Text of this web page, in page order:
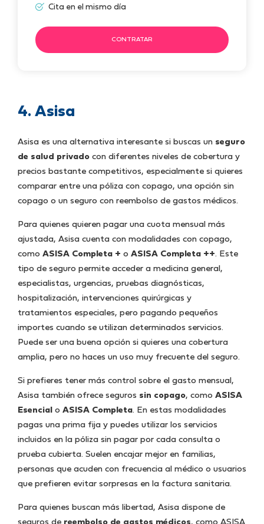
Cita en el mismo día
CONTRATAR
4. Asisa
Asisa es una alternativa interesante si buscas un seguro
de salud privado con diferentes niveles de cobertura y
precios bastante competitivos, especialmente si quieres
comparar entre una póliza con copago, una opción sin
copago o un seguro con reembolso de gastos médicos.
Para quienes quieren pagar una cuota mensual más
ajustada, Asisa cuenta con modalidades con copago,
como ASISA Completa + o ASISA Completa ++. Este
tipo de seguro permite acceder a medicina general,
especialistas, urgencias, pruebas diagnósticas,
hospitalización, intervenciones quirúrgicas y
tratamientos especiales, pero pagando pequeños
importes cuando se utilizan determinados servicios.
Puede ser una buena opción si quieres una cobertura
amplia, pero no haces un uso muy frecuente del seguro.
Si prefieres tener más control sobre el gasto mensual,
Asisa también ofrece seguros sin copago, como ASISA
Esencial
o ASISA Completa. En estas modalidades
pagas una prima fija y puedes utilizar los servicios
incluidos en la póliza sin pagar por cada consulta o
prueba cubierta. Suelen encajar mejor en familias,
personas que acuden con frecuencia al médico o usuarios
que prefieren evitar sorpresas en la factura sanitaria.
Para quienes buscan más libertad, Asisa dispone de